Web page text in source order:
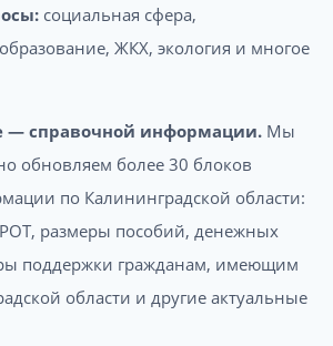
социальная сфера,
ЖКХ, экология и многое
— справочной информации. Мы
обновляем более 30 блоков
по Калининградской области:
размеры пособий, денежных
поддержки гражданам, имеющим
области и другие актуальные